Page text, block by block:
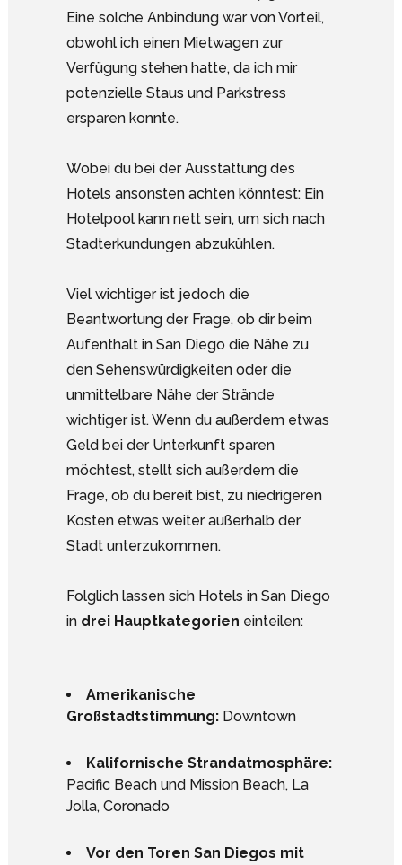
Eine solche Anbindung war von Vorteil,
obwohl ich einen Mietwagen zur
Verfügung stehen hatte, da ich mir
potenzielle Staus und Parkstress
ersparen konnte.
Wobei du bei der Ausstattung des
Hotels ansonsten achten könntest: Ein
Hotelpool kann nett sein, um sich nach
Stadterkundungen abzukühlen.
Viel wichtiger ist jedoch die
Beantwortung der Frage, ob dir beim
Aufenthalt in San Diego die Nähe zu
den Sehenswürdigkeiten oder die
unmittelbare Nähe der Strände
wichtiger ist. Wenn du außerdem etwas
Geld bei der Unterkunft sparen
möchtest, stellt sich außerdem die
Frage, ob du bereit bist, zu niedrigeren
Kosten etwas weiter außerhalb der
Stadt unterzukommen.
Folglich lassen sich Hotels in San Diego
in drei Hauptkategorien einteilen:
Amerikanische
Großstadtstimmung: Downtown
Kalifornische Strandatmosphäre:
Pacific Beach und Mission Beach, La
Jolla, Coronado
Vor den Toren San Diegos mit